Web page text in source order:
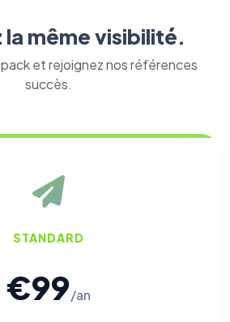
même visibilité.
et rejoignez nos références
succès.
STANDARD
€99/an